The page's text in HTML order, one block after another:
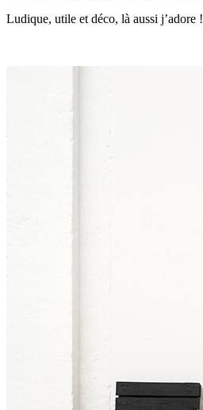
Ludique, utile et déco, là aussi j’adore !